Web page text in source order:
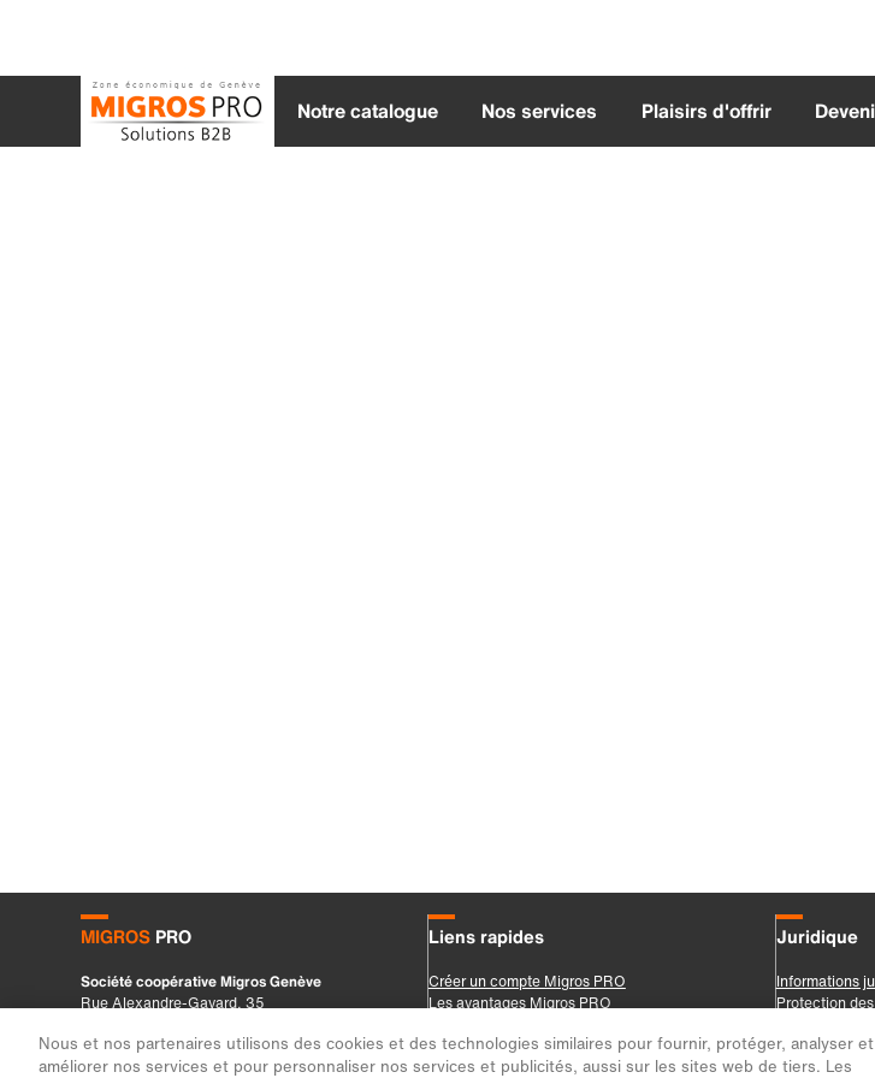
Nous et nos partenaires utilisons des cookies et des technologies similaires pour fournir, protéger, analyser et
améliorer nos services et pour personnaliser nos services et publicités, aussi sur les sites web de tiers. Les